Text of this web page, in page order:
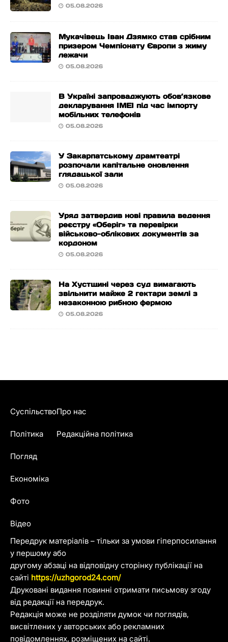
05.08.2026
Мукачівець Іван Дзямко став срібним
призером Чемпіонату Європи з жиму
лежачи
05.08.2026
В Україні запроваджують обов’язкове
декларування IMEI під час імпорту
мобільних телефонів
05.08.2026
У Закарпатському драмтеатрі
розпочали капітальне оновлення
глядацької зали
05.08.2026
Уряд затвердив нові правила ведення
реєстру «Оберіг» та перевірки
військово-облікових документів за
кордоном
05.08.2026
На Хустщині через суд вимагають
звільнити майже 2 гектари землі з
незаконною рибною фермою
05.08.2026
Передрук матеріалів – тільки за умови гіперпосилання
у першому або
другому абзаці на відповідну сторінку публікації на
сайті https://uzhgorod24.com/
Друковані видання повинні отримати письмову згоду
від редакції на передрук.
Редакція може не розділяти думок чи поглядів,
висвітлених у авторських або рекламних
повідомленнях, розміщених на сайті.
Суспільство
Політика
Погляд
Економіка
Фото
Відео
Про нас
Редакційна політика